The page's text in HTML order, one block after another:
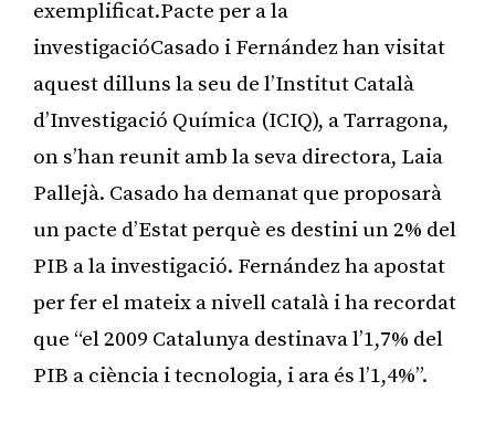
exemplificat.Pacte per a la
investigacióCasado i Fernández han visitat
aquest dilluns la seu de l’Institut Català
d’Investigació Química (ICIQ), a Tarragona,
on s’han reunit amb la seva directora, Laia
Pallejà. Casado ha demanat que proposarà
un pacte d’Estat perquè es destini un 2% del
PIB a la investigació. Fernández ha apostat
per fer el mateix a nivell català i ha recordat
que “el 2009 Catalunya destinava l’1,7% del
PIB a ciència i tecnologia, i ara és l’1,4%”.